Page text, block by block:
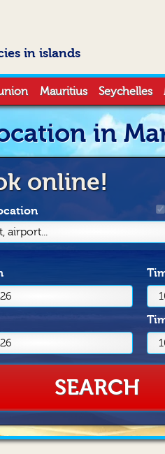
in islands
Mauritius Seychelles
in
online!
airport...
SEARCH